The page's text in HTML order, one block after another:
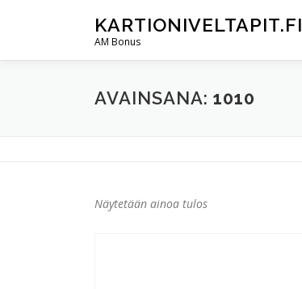
KARTIONIVELTAPIT.FI
AM Bonus
AVAINSANA: 1010
Näytetään ainoa tulos